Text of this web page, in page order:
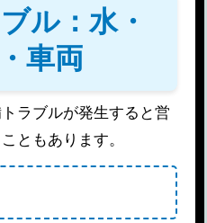
ル：水・
車両
ラブルが発生すると営
ともあります。